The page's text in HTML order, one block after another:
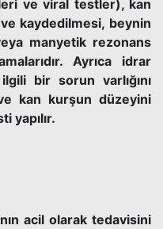
ve viral testler), kan
ve kaydedilmesi, beynin
manyetik rezonans
Ayrıca idrar
bir sorun varlığını
kan kurşun düzeyini
yapılır.
acil olarak tedavisini